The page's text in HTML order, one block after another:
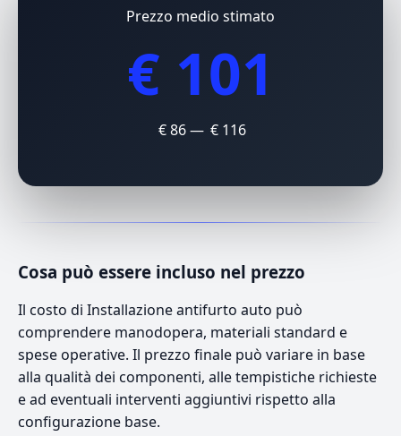
Prezzo medio stimato
€ 101
€ 86 — € 116
Cosa può essere incluso nel prezzo
Il costo di Installazione antifurto auto può
comprendere manodopera, materiali standard e
spese operative. Il prezzo finale può variare in base
alla qualità dei componenti, alle tempistiche richieste
e ad eventuali interventi aggiuntivi rispetto alla
configurazione base.